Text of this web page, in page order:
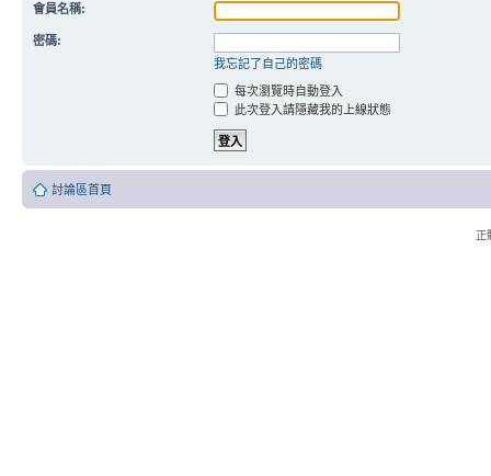
會員名稱:
密碼:
我忘記了自己的密碼
每次瀏覽時自動登入
此次登入請隱藏我的上線狀態
討論區首頁
正